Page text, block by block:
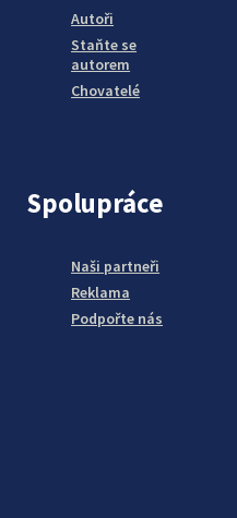
Autoři
Staňte se
autorem
Chovatelé
Spolupráce
Naši partneři
Reklama
Podpořte nás